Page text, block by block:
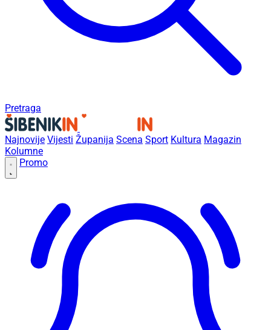
Pretraga
Najnovije Vijesti Županija Scena Sport Kultura Magazin
Kolumne
Promo